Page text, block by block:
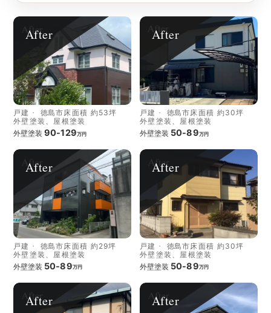
After
戸建 徳島市床面積 約53坪
外壁塗装、屋根塗装
外壁塗装 90-129万円
After
戸建 徳島市床面積 約30坪
外壁塗装、屋根塗装
外壁塗装 50-89万円
After
戸建 徳島市床面積 約29坪
外壁塗装、屋根塗装
外壁塗装 50-89万円
After
戸建 徳島市床面積 約30坪
外壁塗装、屋根塗装
外壁塗装 50-89万円
After After